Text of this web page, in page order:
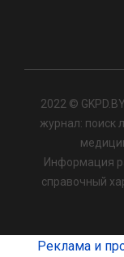
2022 ©
журнал: поиск
Информация
справочный
Реклама и